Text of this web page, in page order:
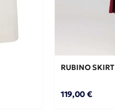
→
L
RUBINO SKIRT
119,00 €